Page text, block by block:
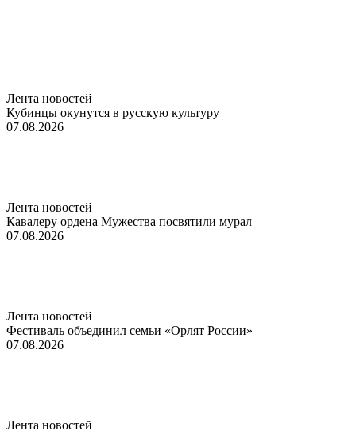
Лента новостей
Кубинцы окунутся в русскую культуру
07.08.2026
Лента новостей
Кавалеру ордена Мужества посвятили мурал
07.08.2026
Лента новостей
Фестиваль объединил семьи «Орлят России»
07.08.2026
Лента новостей